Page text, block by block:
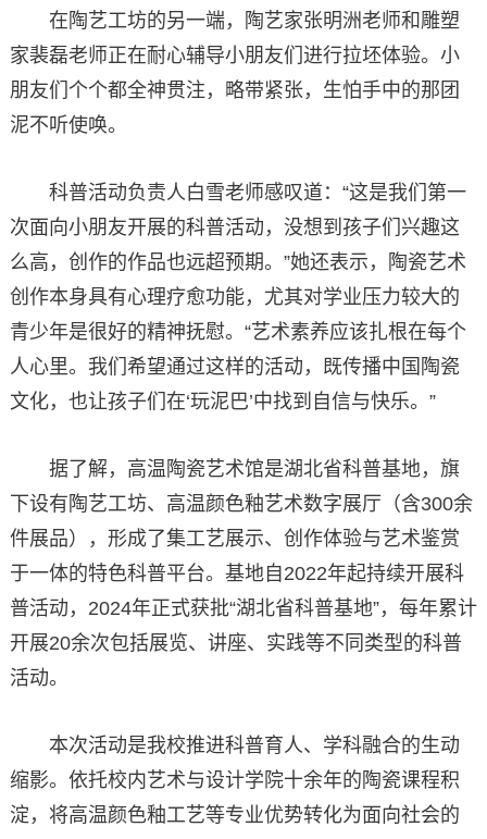
在陶艺工坊的另一端，陶艺家张明洲老师和雕塑
家裴磊老师正在耐心辅导小朋友们进行拉坯体验。小
朋友们个个都全神贯注，略带紧张，生怕手中的那团
泥不听使唤。
科普活动负责人白雪老师感叹道：“这是我们第一
次面向小朋友开展的科普活动，没想到孩子们兴趣这
么高，创作的作品也远超预期。”她还表示，陶瓷艺术
创作本身具有心理疗愈功能，尤其对学业压力较大的
青少年是很好的精神抚慰。“艺术素养应该扎根在每个
人心里。我们希望通过这样的活动，既传播中国陶瓷
文化，也让孩子们在‘玩泥巴’中找到自信与快乐。”
据了解，高温陶瓷艺术馆是湖北省科普基地，旗
下设有陶艺工坊、高温颜色釉艺术数字展厅（含300余
件展品），形成了集工艺展示、创作体验与艺术鉴赏
于一体的特色科普平台。基地自2022年起持续开展科
普活动，2024年正式获批“湖北省科普基地”，每年累计
开展20余次包括展览、讲座、实践等不同类型的科普
活动。
本次活动是我校推进科普育人、学科融合的生动
缩影。依托校内艺术与设计学院十余年的陶瓷课程积
淀，将高温颜色釉工艺等专业优势转化为面向社会的